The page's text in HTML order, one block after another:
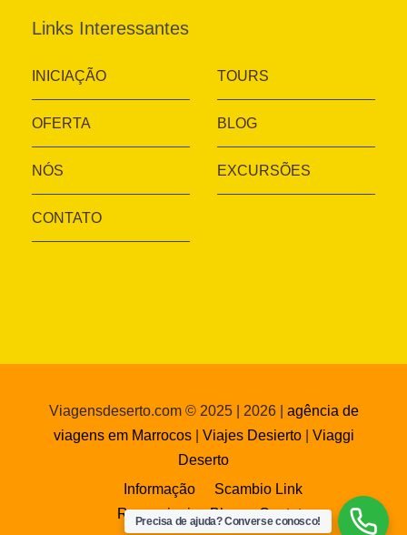
Links Interessantes
INICIAÇÃO TOURS
OFERTA BLOG
NÓS EXCURSÕES
CONTATO
Viagensdeserto.com © 2025 | 2026 | agência de
viagens em Marrocos| Viajes Desierto| Viaggi
Deserto
Informação
Scambio Link
Recensioni
Blog Contato
Precisa de ajuda? Converse conosco!